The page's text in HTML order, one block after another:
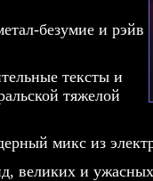
безумие и рэйв
тексты и
тяжелой
микс из
великих и